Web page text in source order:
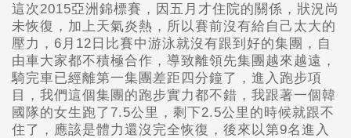
這次2015亞洲錦標賽，因五月才住院的關係，狀況尚
未恢復，加上天氣炎熱，所以賽前沒有給自己太大的
壓力，6月12日比賽中游泳就沒有跟到好的集團，自
由車大家都不積極合作，導致離領先集團越來越遠，
騎完車已經離第一集團差距四分鐘了，進入跑步項
目，我們這個集團的跑步實力都不錯，我跟著一個韓
國隊的女生跑了7.5公里，剩下2.5公里的時候就跟不
住了，應該是體力還沒完全恢復，後來以第9名進入